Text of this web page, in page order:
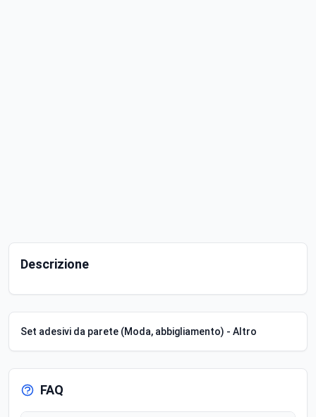
Descrizione
Set adesivi da parete (Moda, abbigliamento) - Altro
FAQ